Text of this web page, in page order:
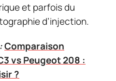
et parfois du
d’injection.
Comparaison
vs Peugeot 208 :
?